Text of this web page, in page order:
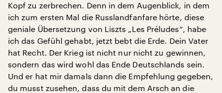
Kopf zu zerbrechen. Denn in dem Augenblick, in dem
ich zum ersten Mal die Russlandfanfare hörte, diese
geniale Übersetzung von Liszts „Les Préludes“, habe
ich das Gefühl gehabt, jetzt bebt die Erde. Dein Vater
hat Recht. Der Krieg ist nicht nur nicht zu gewinnen,
sondern das wird wohl das Ende Deutschlands sein.
Und er hat mir damals dann die Empfehlung gegeben,
du musst zusehen, dass du mit dem Arsch an die